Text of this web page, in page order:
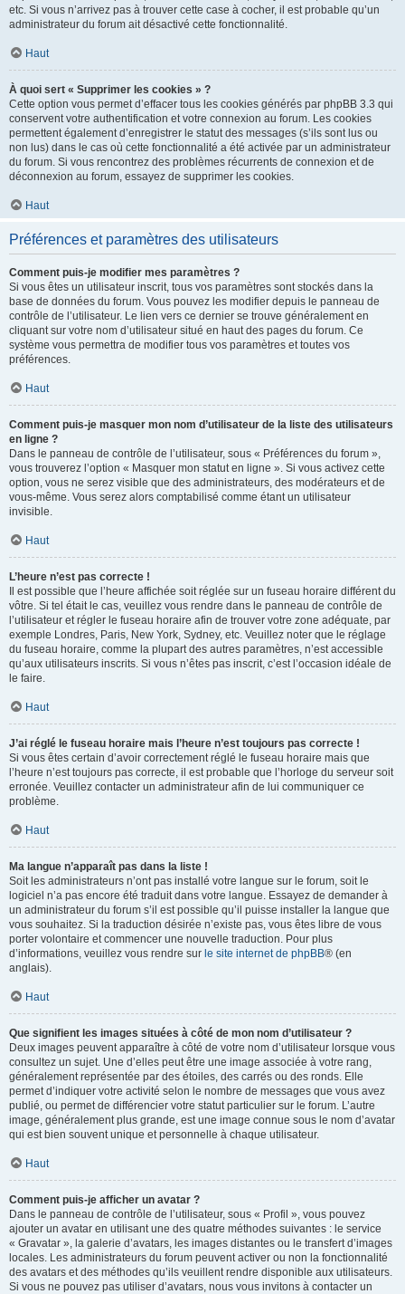
etc. Si vous n’arrivez pas à trouver cette case à cocher, il est probable qu’un
administrateur du forum ait désactivé cette fonctionnalité.
Haut
À quoi sert « Supprimer les cookies » ?
Cette option vous permet d’effacer tous les cookies générés par phpBB 3.3 qui
conservent votre authentification et votre connexion au forum. Les cookies
permettent également d’enregistrer le statut des messages (s’ils sont lus ou
non lus) dans le cas où cette fonctionnalité a été activée par un administrateur
du forum. Si vous rencontrez des problèmes récurrents de connexion et de
déconnexion au forum, essayez de supprimer les cookies.
Haut
Préférences et paramètres des utilisateurs
Comment puis-je modifier mes paramètres ?
Si vous êtes un utilisateur inscrit, tous vos paramètres sont stockés dans la
base de données du forum. Vous pouvez les modifier depuis le panneau de
contrôle de l’utilisateur. Le lien vers ce dernier se trouve généralement en
cliquant sur votre nom d’utilisateur situé en haut des pages du forum. Ce
système vous permettra de modifier tous vos paramètres et toutes vos
préférences.
Haut
Comment puis-je masquer mon nom d’utilisateur de la liste des utilisateurs
en ligne ?
Dans le panneau de contrôle de l’utilisateur, sous « Préférences du forum »,
vous trouverez l’option « Masquer mon statut en ligne ». Si vous activez cette
option, vous ne serez visible que des administrateurs, des modérateurs et de
vous-même. Vous serez alors comptabilisé comme étant un utilisateur
invisible.
Haut
L’heure n’est pas correcte !
Il est possible que l’heure affichée soit réglée sur un fuseau horaire différent du
vôtre. Si tel était le cas, veuillez vous rendre dans le panneau de contrôle de
l’utilisateur et régler le fuseau horaire afin de trouver votre zone adéquate, par
exemple Londres, Paris, New York, Sydney, etc. Veuillez noter que le réglage
du fuseau horaire, comme la plupart des autres paramètres, n’est accessible
qu’aux utilisateurs inscrits. Si vous n’êtes pas inscrit, c’est l’occasion idéale de
le faire.
Haut
J’ai réglé le fuseau horaire mais l’heure n’est toujours pas correcte !
Si vous êtes certain d’avoir correctement réglé le fuseau horaire mais que
l’heure n’est toujours pas correcte, il est probable que l’horloge du serveur soit
erronée. Veuillez contacter un administrateur afin de lui communiquer ce
problème.
Haut
Ma langue n’apparaît pas dans la liste !
Soit les administrateurs n’ont pas installé votre langue sur le forum, soit le
logiciel n’a pas encore été traduit dans votre langue. Essayez de demander à
un administrateur du forum s’il est possible qu’il puisse installer la langue que
vous souhaitez. Si la traduction désirée n’existe pas, vous êtes libre de vous
porter volontaire et commencer une nouvelle traduction. Pour plus
d’informations, veuillez vous rendre sur le site internet de phpBB® (en
anglais).
Haut
Que signifient les images situées à côté de mon nom d’utilisateur ?
Deux images peuvent apparaître à côté de votre nom d’utilisateur lorsque vous
consultez un sujet. Une d’elles peut être une image associée à votre rang,
généralement représentée par des étoiles, des carrés ou des ronds. Elle
permet d’indiquer votre activité selon le nombre de messages que vous avez
publié, ou permet de différencier votre statut particulier sur le forum. L’autre
image, généralement plus grande, est une image connue sous le nom d’avatar
qui est bien souvent unique et personnelle à chaque utilisateur.
Haut
Comment puis-je afficher un avatar ?
Dans le panneau de contrôle de l’utilisateur, sous « Profil », vous pouvez
ajouter un avatar en utilisant une des quatre méthodes suivantes : le service
« Gravatar », la galerie d’avatars, les images distantes ou le transfert d’images
locales. Les administrateurs du forum peuvent activer ou non la fonctionnalité
des avatars et des méthodes qu’ils veuillent rendre disponible aux utilisateurs.
Si vous ne pouvez pas utiliser d’avatars, nous vous invitons à contacter un